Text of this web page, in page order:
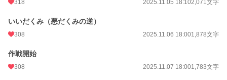
318 2025.11.05 18:102,071文字
いいだくみ（悪だくみの逆）
308 2025.11.06 18:001,878文字
作戦開始
308 2025.11.07 18:001,783文字